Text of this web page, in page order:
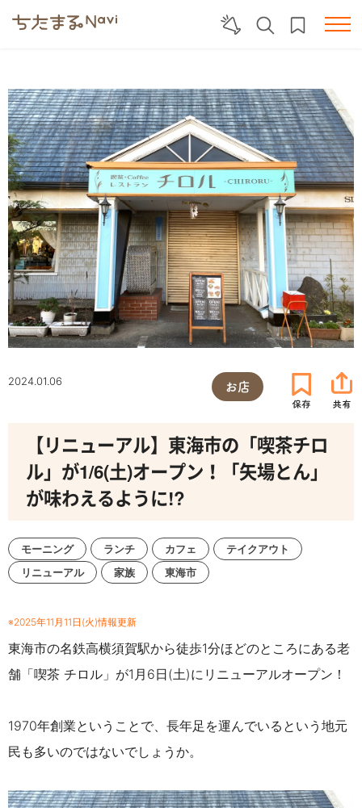
2024.01.06 お店
【リニューアル】東海市の「喫茶チロ
ル」が1/6(土)オープン！「矢場とん」
が味わえるように!?
モーニング ランチ カフェ
テイクアウト
リニューアル
家族 東海市
※2025年11月11日(火)情報更新
東海市の名鉄高横須賀駅から徒歩1分ほどのところにある老
舗「喫茶 チロル」が1月6日(土)にリニューアルオープン！
1970年創業ということで、長年足を運んでいるという地元
民も多いのではないでしょうか。